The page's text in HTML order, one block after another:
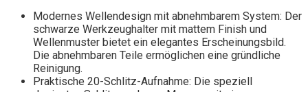
Modernes Wellendesign mit abnehmbarem System: Der
schwarze Werkzeughalter mit mattem Finish und
Wellenmuster bietet ein elegantes Erscheinungsbild.
Die abnehmbaren Teile ermöglichen eine gründliche
Reinigung.
Praktische 20-Schlitz-Aufnahme: Die speziell